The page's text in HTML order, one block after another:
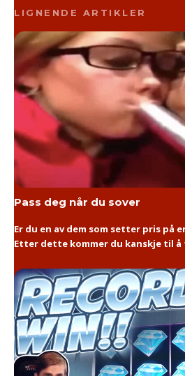
LIGNENDE ARTIKLER
Pass deg når du sover
Er du en av dem som setter pris på
Etter dette kommer du kanskje til å